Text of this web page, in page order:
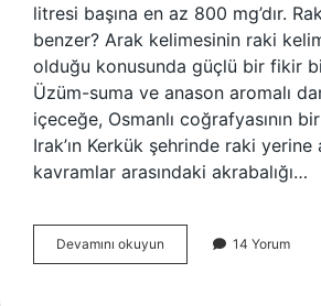
litresi başına en az 800 mg’dır.
benzer? Arak kelimesinin raki
olduğu konusunda güçlü bir fikir
Üzüm-suma ve anason aromalı
içeceğe, Osmanlı coğrafyasının
Irak’ın Kerkük şehrinde raki
kavramlar arasındaki akrabalığı…
Devamını okuyun
Hangi
14 Yorum